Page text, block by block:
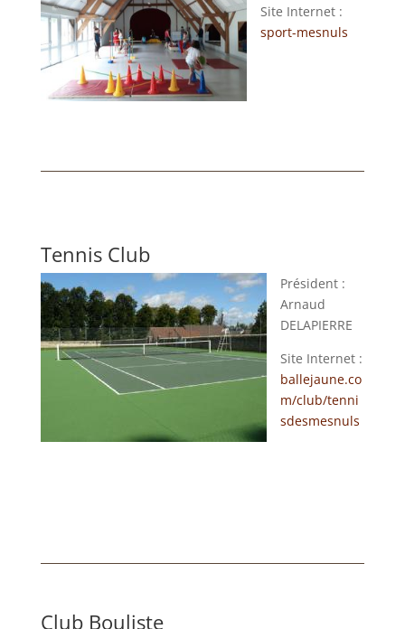
Site Internet :
sport-mesnuls
Tennis Club
Président :
Arnaud
DELAPIERRE
Site Internet :
ballejaune.co
m/club/tenni
sdesmesnuls
Club Bouliste